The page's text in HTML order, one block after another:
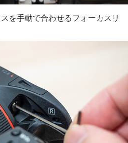
を手動で合わせるフォーカスリ